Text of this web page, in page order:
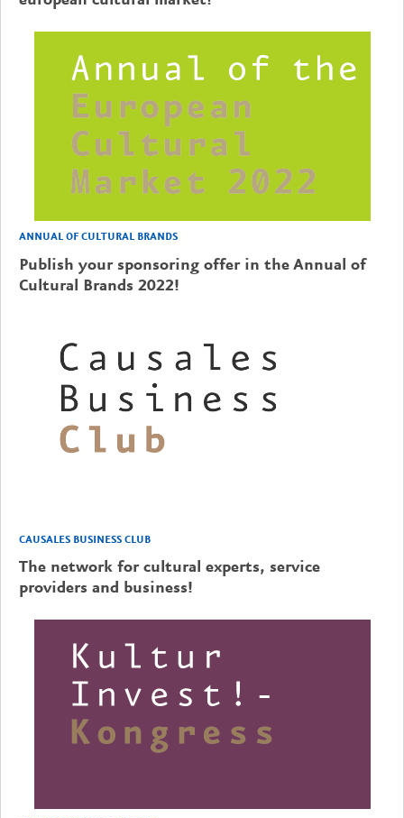
ANNUAL OF CULTURAL BRANDS
Publish your sponsoring offer in the Annual of
Cultural Brands 2022!
CAUSALES BUSINESS CLUB
The network for cultural experts, service
providers and business!